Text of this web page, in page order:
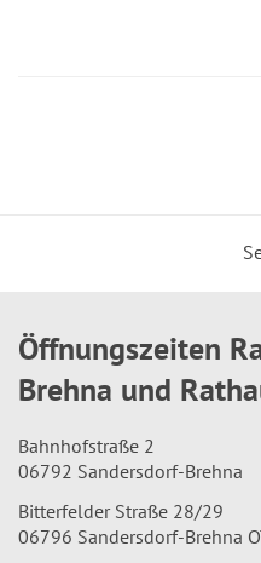
Öffnungszeiten
Brehna und
Bahnhofstraße 2
06792 Sandersdorf-Brehna
Bitterfelder Straße 28/29
06796 Sandersdorf-Brehna